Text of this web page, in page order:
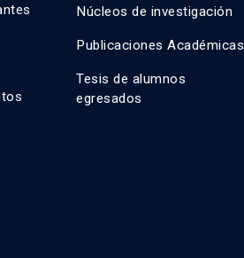
Núcleos de investigación
Publicaciones Académicas
Tesis de alumnos
egresados